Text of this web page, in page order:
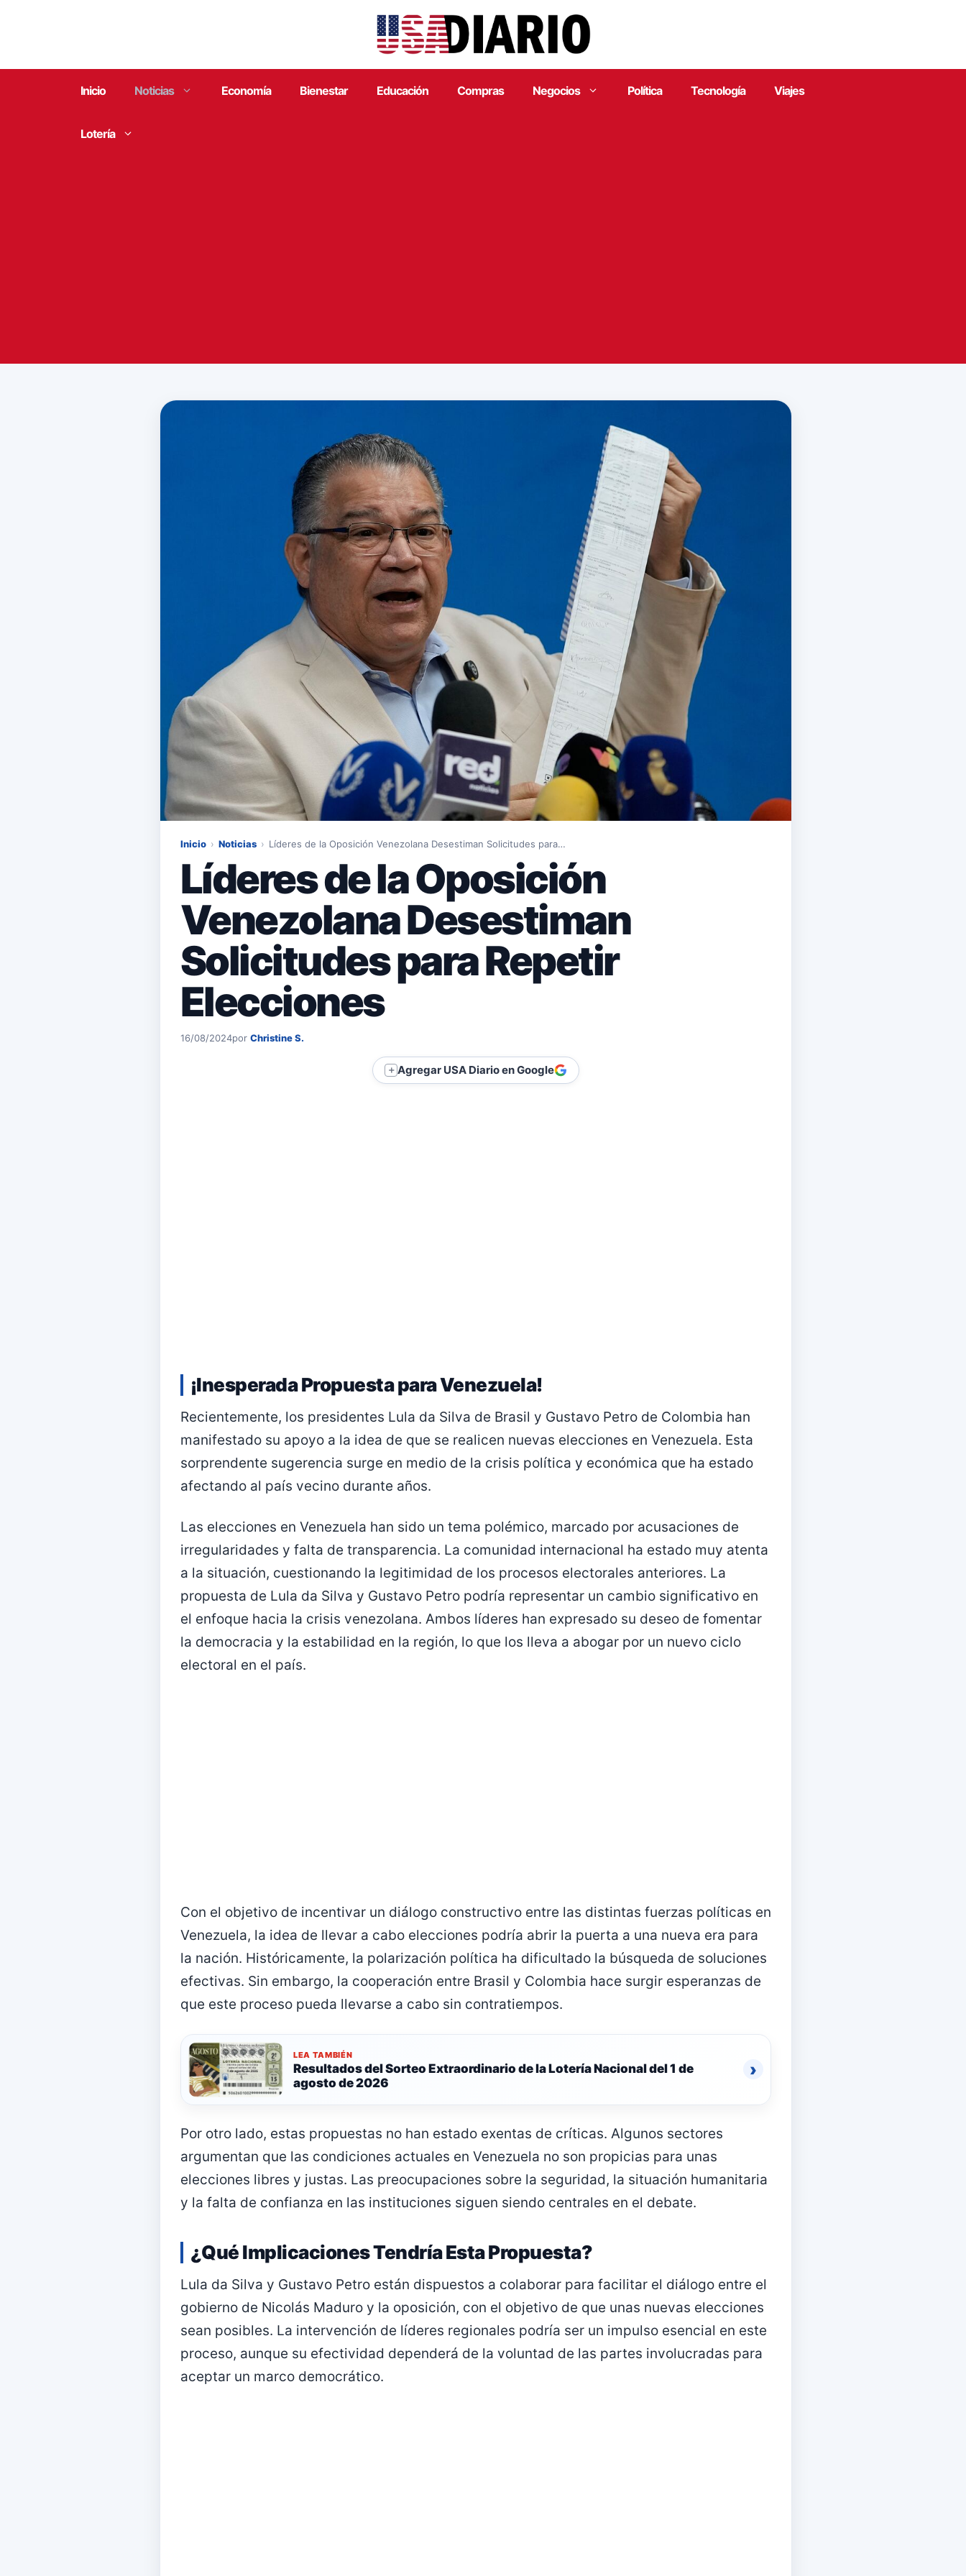
Inicio Noticias Economía Bienestar Educación Compras Negocios Política Tecnología Viajes
Lotería
Inicio › Noticias › Líderes de la Oposición Venezolana Desestiman Solicitudes para…
Líderes de la Oposición
Venezolana Desestiman
Solicitudes para Repetir
Elecciones
16/08/2024por Christine S.
＋ Agregar USA Diario en Google
¡Inesperada Propuesta para Venezuela!
Recientemente, los presidentes Lula da Silva de Brasil y Gustavo Petro de Colombia han
manifestado su apoyo a la idea de que se realicen nuevas elecciones en Venezuela. Esta
sorprendente sugerencia surge en medio de la crisis política y económica que ha estado
afectando al país vecino durante años.
Las elecciones en Venezuela han sido un tema polémico, marcado por acusaciones de
irregularidades y falta de transparencia. La comunidad internacional ha estado muy atenta
a la situación, cuestionando la legitimidad de los procesos electorales anteriores. La
propuesta de Lula da Silva y Gustavo Petro podría representar un cambio significativo en
el enfoque hacia la crisis venezolana. Ambos líderes han expresado su deseo de fomentar
la democracia y la estabilidad en la región, lo que los lleva a abogar por un nuevo ciclo
electoral en el país.
Con el objetivo de incentivar un diálogo constructivo entre las distintas fuerzas políticas en
Venezuela, la idea de llevar a cabo elecciones podría abrir la puerta a una nueva era para
la nación. Históricamente, la polarización política ha dificultado la búsqueda de soluciones
efectivas. Sin embargo, la cooperación entre Brasil y Colombia hace surgir esperanzas de
que este proceso pueda llevarse a cabo sin contratiempos.
LEA TAMBIÉN
Resultados del Sorteo Extraordinario de la Lotería Nacional del 1 de
agosto de 2026
›
Por otro lado, estas propuestas no han estado exentas de críticas. Algunos sectores
argumentan que las condiciones actuales en Venezuela no son propicias para unas
elecciones libres y justas. Las preocupaciones sobre la seguridad, la situación humanitaria
y la falta de confianza en las instituciones siguen siendo centrales en el debate.
¿Qué Implicaciones Tendría Esta Propuesta?
Lula da Silva y Gustavo Petro están dispuestos a colaborar para facilitar el diálogo entre el
gobierno de Nicolás Maduro y la oposición, con el objetivo de que unas nuevas elecciones
sean posibles. La intervención de líderes regionales podría ser un impulso esencial en este
proceso, aunque su efectividad dependerá de la voluntad de las partes involucradas para
aceptar un marco democrático.